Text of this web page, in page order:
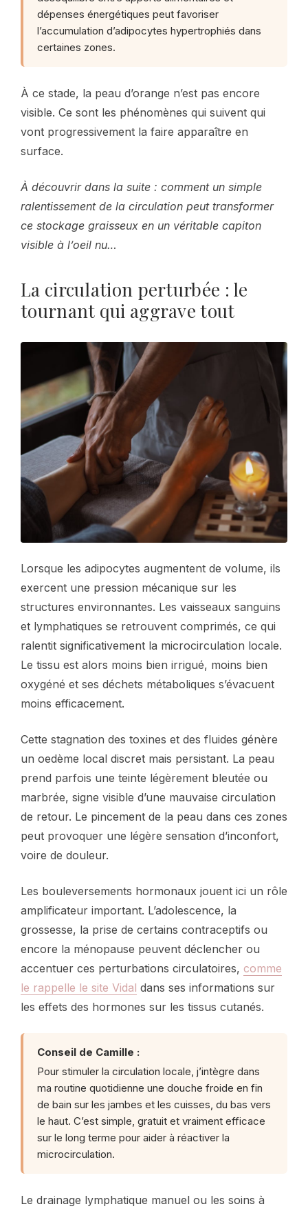
dépenses énergétiques peut favoriser
l’accumulation d’adipocytes hypertrophiés dans
certaines zones.
À ce stade, la peau d’orange n’est pas encore
visible. Ce sont les phénomènes qui suivent qui
vont progressivement la faire apparaître en
surface.
À découvrir dans la suite : comment un simple
ralentissement de la circulation peut transformer
ce stockage graisseux en un véritable capiton
visible à l’oeil nu…
La circulation perturbée : le
tournant qui aggrave tout
Lorsque les adipocytes augmentent de volume, ils
exercent une pression mécanique sur les
structures environnantes. Les vaisseaux sanguins
et lymphatiques se retrouvent comprimés, ce qui
ralentit significativement la microcirculation locale.
Le tissu est alors moins bien irrigué, moins bien
oxygéné et ses déchets métaboliques s’évacuent
moins efficacement.
Cette stagnation des toxines et des fluides génère
un oedème local discret mais persistant. La peau
prend parfois une teinte légèrement bleutée ou
marbrée, signe visible d’une mauvaise circulation
de retour. Le pincement de la peau dans ces zones
peut provoquer une légère sensation d’inconfort,
voire de douleur.
Les bouleversements hormonaux jouent ici un rôle
amplificateur important. L’adolescence, la
grossesse, la prise de certains contraceptifs ou
encore la ménopause peuvent déclencher ou
accentuer ces perturbations circulatoires, comme
le rappelle le site Vidal dans ses informations sur
les effets des hormones sur les tissus cutanés.
Conseil de Camille :
Pour stimuler la circulation locale, j’intègre dans
ma routine quotidienne une douche froide en fin
de bain sur les jambes et les cuisses, du bas vers
le haut. C’est simple, gratuit et vraiment efficace
sur le long terme pour aider à réactiver la
microcirculation.
Le drainage lymphatique manuel ou les soins à